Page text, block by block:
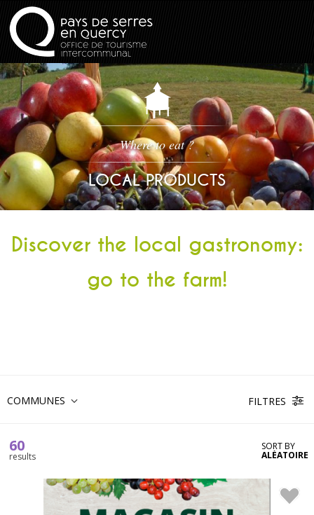
Where to eat ?
LOCAL PRODUCTS
Discover the local gastronomy:
go to the farm!
COMMUNES FILTRES
60
results
SORT BY
ALÉATOIRE